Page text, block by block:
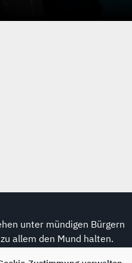
unter mündigen Bürgern
allem den Mund halten.
(Wolfram Weidner, *1925, dt. Journalist)